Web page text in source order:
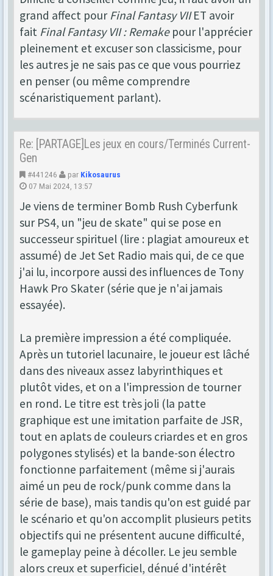
grand affect pourFinal Fantasy VIIET avoir
fait Final Fantasy VII : Remakepour l'apprécier
pleinement et excuser son classicisme, pour
les autres je ne sais pas ce que vous pourriez
en penser (ou même comprendre
scénaristiquement parlant).
Re: [PARTAGE]Les jeux en cours/Terminés Current-
Gen
#441246 par Kikosaurus
07 Mai 2024, 13:57
Je viens de terminer Bomb Rush Cyberfunk
sur PS4, un "jeu de skate" qui se pose en
successeur spirituel (lire : plagiat amoureux et
assumé) de Jet Set Radio mais qui, de ce que
j'ai lu, incorpore aussi des influences de Tony
Hawk Pro Skater (série que je n'ai jamais
essayée).
La première impression a été compliquée.
Après un tutoriel lacunaire, le joueur est lâché
dans des niveaux assez labyrinthiques et
plutôt vides, et on a l'impression de tourner
en rond. Le titre est très joli (la patte
graphique est une imitation parfaite de JSR,
tout en aplats de couleurs criardes et en gros
polygones stylisés) et la bande-son électro
fonctionne parfaitement (même si j'aurais
aimé un peu de rock/punk comme dans la
série de base), mais tandis qu'on est guidé par
le scénario et qu'on accomplit plusieurs petits
objectifs qui ne présentent aucune difficulté,
le gameplay peine à décoller. Le jeu semble
alors creux et superficiel, dénué d'intérêt